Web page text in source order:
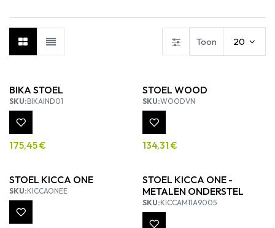
Toon 20
BIKA STOEL
SKU:BIKAIND01
175,45€
STOEL WOOD
SKU:WOODVN
134,31 €
STOEL KICCA ONE
SKU:KICCAONEE
STOEL KICCA ONE -
METALEN ONDERSTEL
SKU:KICCAM11A9005